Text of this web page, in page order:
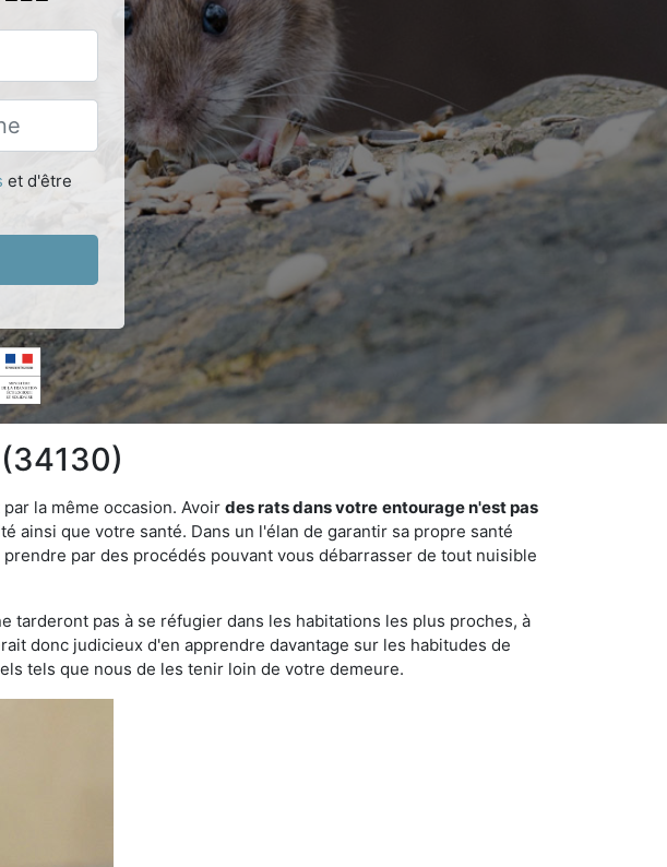
et d'être
la même occasion. Avoir des rats dans votre entourage n'est pas
ainsi que votre santé. Dans un l'élan de garantir sa propre santé
par des procédés pouvant vous débarrasser de tout nuisible
pas à se réfugier dans les habitations les plus proches, à
donc judicieux d'en apprendre davantage sur les habitudes de
tels que nous de les tenir loin de votre demeure.